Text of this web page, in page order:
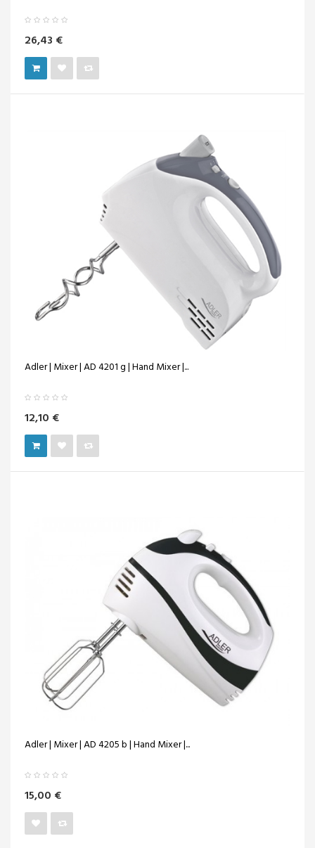
26,43 €
Adler | Mixer | AD 4201 g | Hand Mixer |...
12,10 €
Adler | Mixer | AD 4205 b | Hand Mixer |...
15,00 €